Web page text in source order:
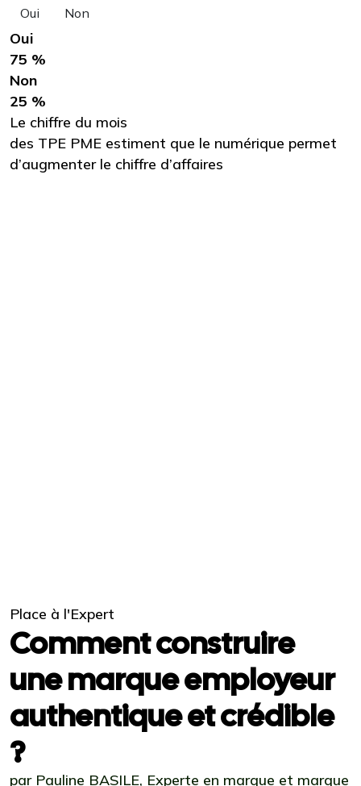
Oui Non
Oui
75 %
Non
25 %
Le chiffre du mois
des TPE PME estiment que le numérique permet
d’augmenter le chiffre d’affaires
Place à l'Expert
Comment construire
une marque employeur
authentique et crédible
?
par Pauline BASILE, Experte en marque et marque